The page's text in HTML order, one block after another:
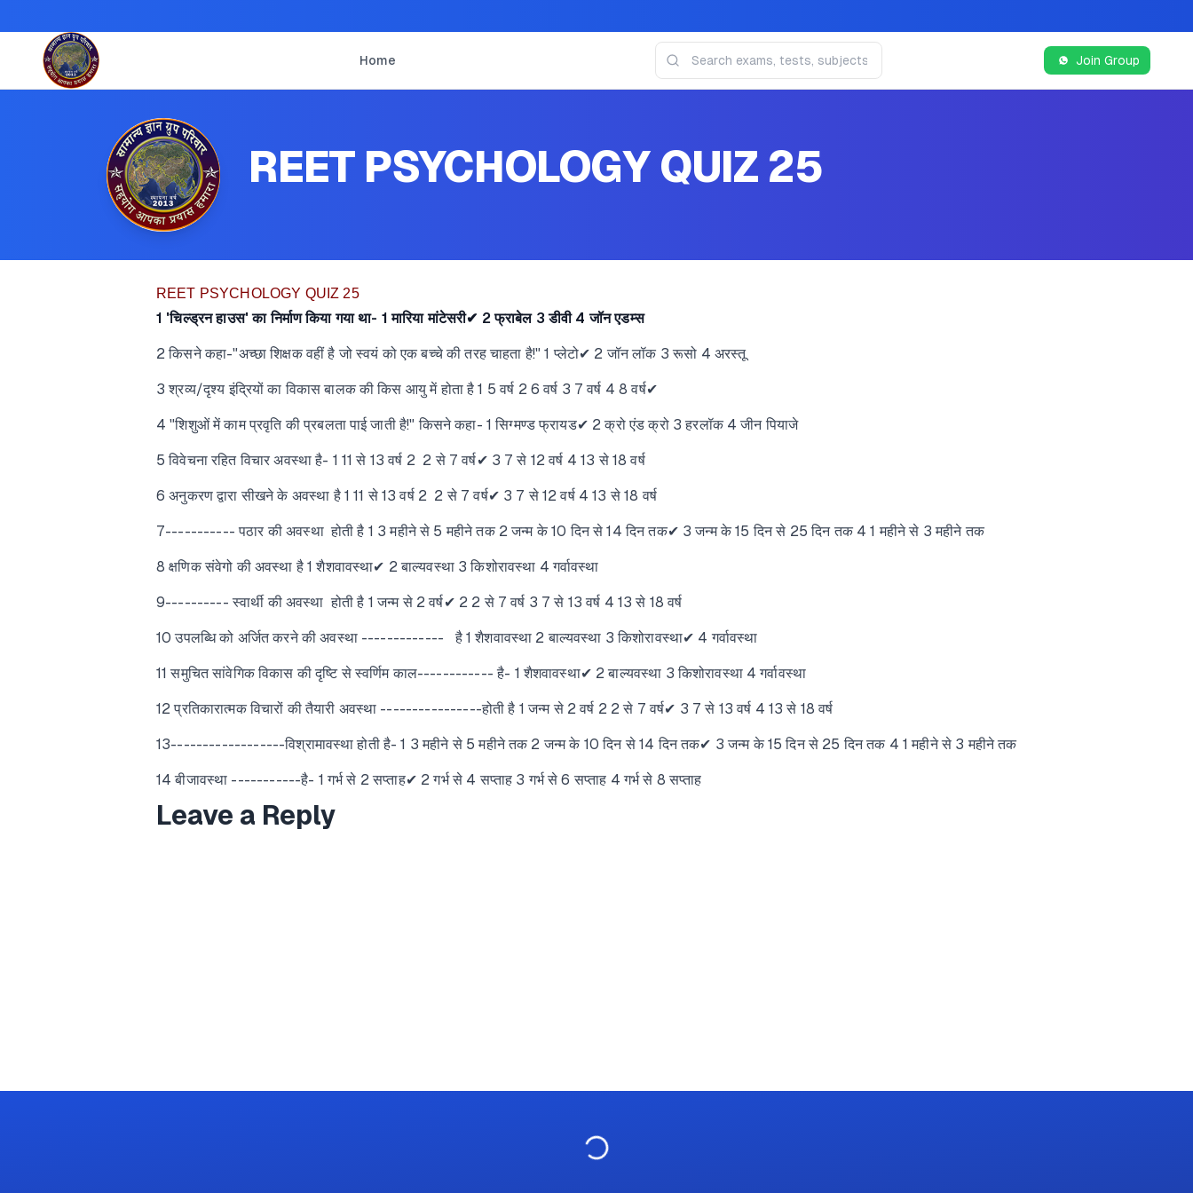
Home Join Group
REET PSYCHOLOGY QUIZ 25
REET PSYCHOLOGY QUIZ 25
1 'चिल्ड्रन हाउस' का निर्माण किया गया था- 1 मारिया मांटेसरी✔ 2 फ्राबेल 3 डीवी 4 जॉन एडम्स
2 किसने कहा-"अच्छा शिक्षक वहीं है जो स्वयं को एक बच्चे की तरह चाहता है!" 1 प्लेटो✔ 2 जॉन लॉक 3 रूसो 4 अरस्तू
3 श्रव्य/दृश्य इंद्रियों का विकास बालक की किस आयु में होता है 1 5 वर्ष 2 6 वर्ष 3 7 वर्ष 4 8 वर्ष✔
4 "शिशुओं में काम प्रवृति की प्रबलता पाई जाती है!" किसने कहा- 1 सिग्मण्ड फ्रायड✔ 2 क्रो एंड क्रो 3 हरलॉक 4 जीन पियाजे
5 विवेचना रहित विचार अवस्था है- 1 11 से 13 वर्ष 2 2 से 7 वर्ष✔ 3 7 से 12 वर्ष 4 13 से 18 वर्ष
6 अनुकरण द्वारा सीखने के अवस्था है 1 11 से 13 वर्ष 2 2 से 7 वर्ष✔ 3 7 से 12 वर्ष 4 13 से 18 वर्ष
7----------- पठार की अवस्था होती है 1 3 महीने से 5 महीने तक 2 जन्म के 10 दिन से 14 दिन तक✔ 3 जन्म के 15 दिन से 25 दिन तक 4 1 महीने से 3 महीने तक
8 क्षणिक संवेगो की अवस्था है 1 शैशवावस्था✔ 2 बाल्यवस्था 3 किशोरावस्था 4 गर्वावस्था
9---------- स्वार्थी की अवस्था होती है 1 जन्म से 2 वर्ष✔ 2 2 से 7 वर्ष 3 7 से 13 वर्ष 4 13 से 18 वर्ष
10 उपलब्धि को अर्जित करने की अवस्था ------------- है 1 शैशवावस्था 2 बाल्यवस्था 3 किशोरावस्था✔ 4 गर्वावस्था
11 समुचित सांवेगिक विकास की दृष्टि से स्वर्णिम काल------------ है- 1 शैशवावस्था✔ 2 बाल्यवस्था 3 किशोरावस्था 4 गर्वावस्था
12 प्रतिकारात्मक विचारों की तैयारी अवस्था ----------------होती है 1 जन्म से 2 वर्ष 2 2 से 7 वर्ष✔ 3 7 से 13 वर्ष 4 13 से 18 वर्ष
13------------------विश्रामावस्था होती है- 1 3 महीने से 5 महीने तक 2 जन्म के 10 दिन से 14 दिन तक✔ 3 जन्म के 15 दिन से 25 दिन तक 4 1 महीने से 3 महीने तक
14 बीजावस्था -----------है- 1 गर्भ से 2 सप्ताह✔ 2 गर्भ से 4 सप्ताह 3 गर्भ से 6 सप्ताह 4 गर्भ से 8 सप्ताह
Leave a Reply